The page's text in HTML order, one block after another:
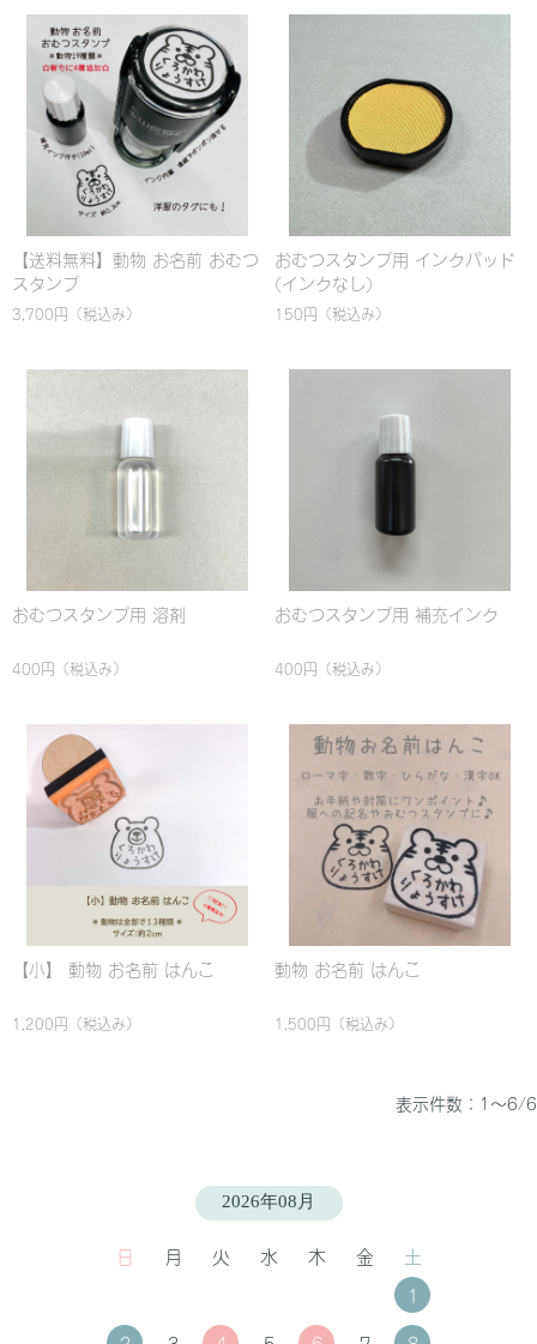
【送料無料】動物 お名前 おむつ
スタンプ
3,700円 （税込み）
おむつスタンプ用 インクパッド
(インクなし)
150円 （税込み）
おむつスタンプ用 溶剤
400円 （税込み）
おむつスタンプ用 補充インク
400円 （税込み）
【小】 動物 お名前 はんこ
1,200円 （税込み）
動物 お名前 はんこ
1,500円 （税込み）
表示件数：1～6/6
2026年08月
日 月 火 水 木 金
土
1